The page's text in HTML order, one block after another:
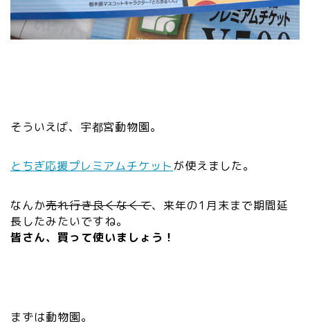
そういえば、宇都宮動物園。
とちぎ応援プレミアムチケット が使えました。
なんか売れ行き良くなくて、来年の1月末まで期間延
長したみたいですね。
皆さん、買って使いましょう！
まずは動物園。